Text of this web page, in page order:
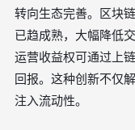
转向生态完善。区块
已趋成熟，大幅降低
运营收益权可通过上
回报。这种创新不仅
注入流动性。